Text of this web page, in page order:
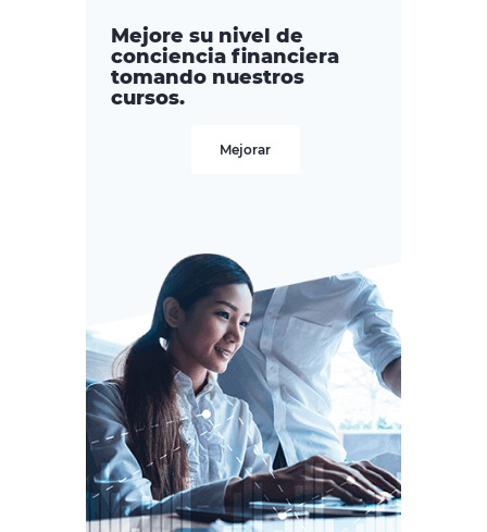
Mejore su nivel de
conciencia financiera
tomando nuestros
cursos.
Mejorar